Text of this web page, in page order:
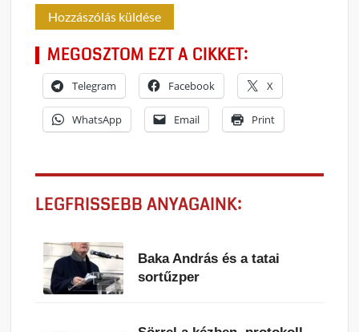
MEGOSZTOM EZT A CIKKET:
Telegram Facebook X
WhatsApp Email Print
LEGFRISSEBB ANYAGAINK:
Baka András és a tatai
sortűzper